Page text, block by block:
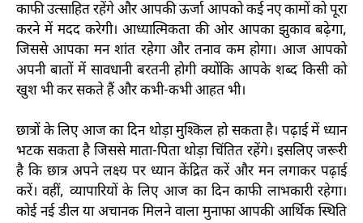
काफी उत्साहित रहेंगे और आपकी ऊर्जा आपको कई नए कामों को पूरा
करने में मदद करेगी। आध्यात्मिकता की ओर आपका झुकाव बढ़ेगा,
जिससे आपका मन शांत रहेगा और तनाव कम होगा। आज आपको
अपनी बातों में सावधानी बरतनी होगी क्योंकि आपके शब्द किसी को
खुश भी कर सकते हैं और कभी-कभी आहत भी।
छात्रों के लिए आज का दिन थोड़ा मुश्किल हो सकता है। पढ़ाई में ध्यान
भटक सकता है जिससे माता-पिता थोड़ा चिंतित रहेंगे। इसलिए जरूरी
है कि छात्र अपने लक्ष्य पर ध्यान केंद्रित करें और मन लगाकर पढ़ाई
करें। वहीं, व्यापारियों के लिए आज का दिन काफी लाभकारी रहेगा।
कोई नई डील या अचानक मिलने वाला मुनाफा आपकी आर्थिक स्थिति